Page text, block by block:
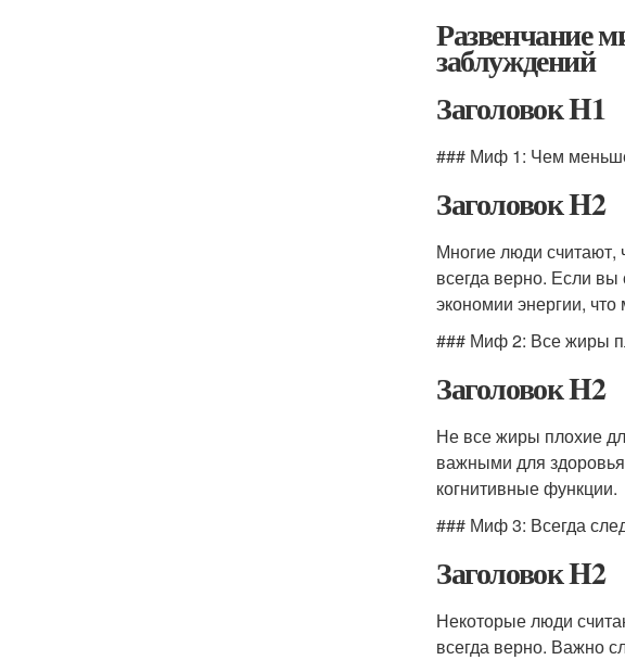
Развенчание
заблуждений
Заголовок H1
### Миф 1: Чем
Заголовок H2
Многие люди считают,
всегда верно. Если
экономии энергии,
### Миф 2: Все жиры
Заголовок H2
Не все жиры плохие
важными для
когнитивные функции.
### Миф 3: Всегда
Заголовок H2
Некоторые люди
всегда верно. Важно